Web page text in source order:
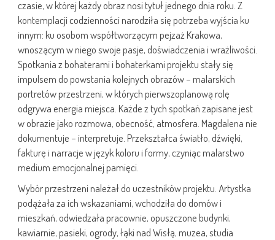
czasie, w której każdy obraz nosi tytuł jednego dnia roku. Z
kontemplacji codzienności narodziła się potrzeba wyjścia ku
innym: ku osobom współtworzącym pejzaż Krakowa,
wnoszącym w niego swoje pasje, doświadczenia i wrażliwości.
Spotkania z bohaterami i bohaterkami projektu stały się
impulsem do powstania kolejnych obrazów – malarskich
portretów przestrzeni, w których pierwszoplanową rolę
odgrywa energia miejsca. Każde z tych spotkań zapisane jest
w obrazie jako rozmowa, obecność, atmosfera. Magdalena nie
dokumentuje – interpretuje. Przekształca światło, dźwięki,
fakturę i narracje w język koloru i formy, czyniąc malarstwo
medium emocjonalnej pamięci.
Wybór przestrzeni należał do uczestników projektu. Artystka
podążała za ich wskazaniami, wchodziła do domów i
mieszkań, odwiedzała pracownie, opuszczone budynki,
kawiarnie, pasieki, ogrody, łąki nad Wisłą, muzea, studia